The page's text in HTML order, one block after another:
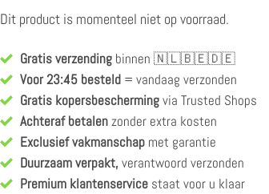
op
Dit product is momenteel niet op voorraad.
Gratis verzending binnen 🇳🇱🇧🇪🇩🇪
Voor 23:45 besteld = vandaag verzonden
Gratis kopersbeschermingvia Trusted Shops
Achteraf betalenzonder extra kosten
Exclusief vakmanschap met garantie
Duurzaam verpakt,verantwoord verzonden
Premium klantenservice staat voor u klaar